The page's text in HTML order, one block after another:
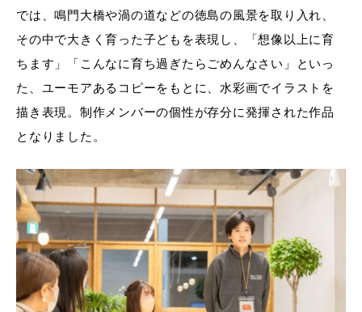
では、鳴門大橋や渦の道などの徳島の風景を取り入れ、
その中で大きく育った子どもを表現し、「想像以上に育
ちます」「こんなに育ち過ぎたらごめんなさい」といっ
た、ユーモアあるコピーをもとに、水彩画でイラストを
描き表現。制作メンバーの個性が存分に発揮された作品
となりました。